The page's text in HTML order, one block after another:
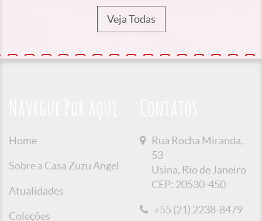
Veja Todas
Home
Sobre a Casa Zuzu Angel
Atualidades
Coleções
Rua Rocha Miranda,
53
Usina, Rio de Janeiro
CEP: 20530-450
+55 (21) 2238-8479